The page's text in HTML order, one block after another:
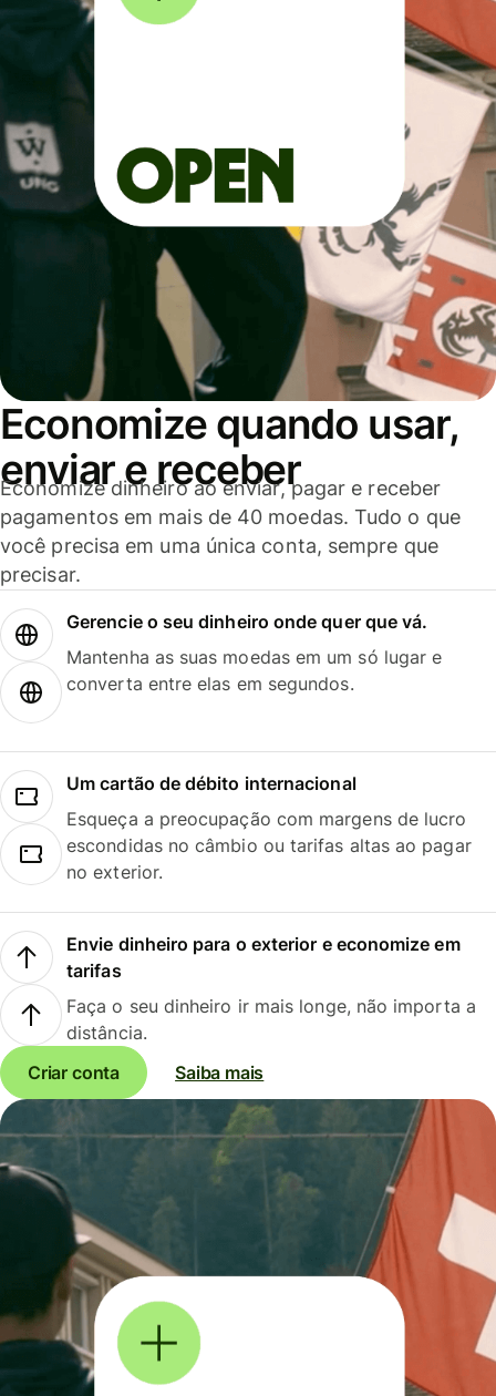
Economize quando usar,
enviar e receber
Economize dinheiro ao enviar, pagar e receber
pagamentos em mais de 40 moedas. Tudo o que
você precisa em uma única conta, sempre que
precisar.
Gerencie o seu dinheiro onde quer que vá.
Mantenha as suas moedas em um só lugar e
converta entre elas em segundos.
Um cartão de débito internacional
Esqueça a preocupação com margens de lucro
escondidas no câmbio ou tarifas altas ao pagar
no exterior.
Envie dinheiro para o exterior e economize em
tarifas
Faça o seu dinheiro ir mais longe, não importa a
distância.
Criar conta
Saiba mais